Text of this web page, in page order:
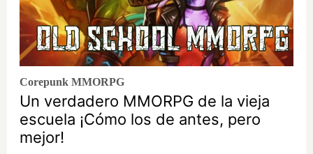
Corepunk MMORPG
Un verdadero MMORPG de la vieja
escuela ¡Cómo los de antes, pero
mejor!